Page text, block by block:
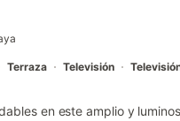
Terraza Televisión
en este amplio y